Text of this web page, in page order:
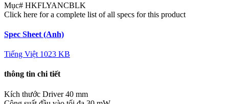
Mục# HKFLYANCBLK
Click here for a complete list of all specs for this product
Spec Sheet (Anh)
Tiếng Việt 1023 KB
thông tin chi tiết
Kích thước Driver 40 mm